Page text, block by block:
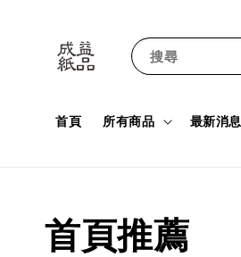
搜尋
首頁 所有商品 最新消息
首頁推薦